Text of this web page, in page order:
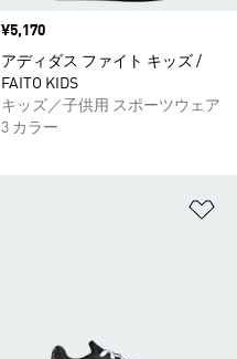
価格
¥5,170
アディダス ファイト キッズ /
FAITO KIDS
キッズ／子供用 スポーツウェア
3 カラー